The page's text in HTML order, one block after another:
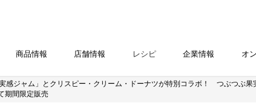
商品情報 店舗情報 レシピ 企業情報 オ
感ジャム」とクリスピー・クリーム・ドーナツが特別コラボ！ つぶつぶ果
期間限定販売